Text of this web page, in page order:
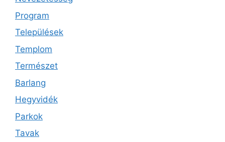
Program
Települések
Templom
Természet
Barlang
Hegyvidék
Parkok
Tavak